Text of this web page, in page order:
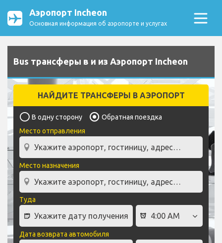
Аэропорт Incheon
Основная информация об аэропорте и услугах
Bus трансферы в и из Аэропорт Incheon
НАЙДИТЕ ТРАНСФЕРЫ В АЭРОПОРТ
В одну сторону
Обратная поездка
Место отправления
Место назначения
Туда
Дата возврата автомобиля